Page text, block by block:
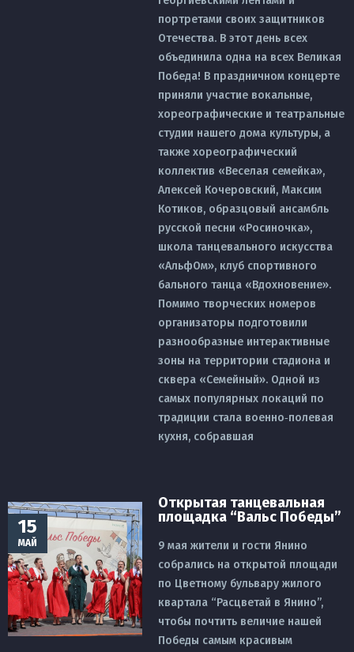
портретами своих защитников
Отечества. В этот день всех
объединила одна на всех Великая
Победа! В праздничном концерте
приняли участие вокальные,
хореографические и театральные
студии нашего дома культуры, а
также хореографический
коллектив «Веселая семейка»,
Алексей Кочеровский, Максим
Котиков, образцовый ансамбль
русской песни «Росиночка»,
школа танцевального искусства
«АльфОм», клуб спортивного
бального танца «Вдохновение».
Помимо творческих номеров
организаторы подготовили
разнообразные интерактивные
зоны на территории стадиона и
сквера «Семейный». Одной из
самых популярных локаций по
традиции стала военно‑полевая
кухня, собравшая
15
МАЙ
Открытая танцевальная
площадка “Вальс Победы”
9 мая жители и гости Янино
собрались на открытой площади
по Цветному бульвару жилого
квартала “Расцветай в Янино”,
чтобы почтить величие нашей
Победы самым красивым